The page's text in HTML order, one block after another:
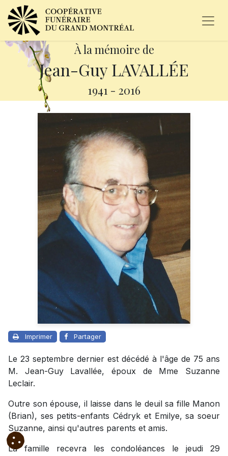
À la mémoire de
Jean-Guy LAVALLÉE
1941 - 2016
Imprimer Partager
Le 23 septembre dernier est décédé à l'âge de 75 ans
M. Jean-Guy Lavallée, époux de Mme Suzanne
Leclair.
Outre son épouse, il laisse dans le deuil sa fille Manon
(Brian), ses petits-enfants Cédryk et Emilye, sa soeur
Suzanne, ainsi qu'autres parents et amis.
La famille recevra les condoléances le jeudi 29